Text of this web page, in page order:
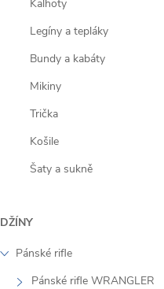
Kalhoty
Legíny a tepláky
Bundy a kabáty
Mikiny
Trička
Košile
Šaty a sukně
DŽÍNY
Pánské rifle
Pánské rifle WRANGLER